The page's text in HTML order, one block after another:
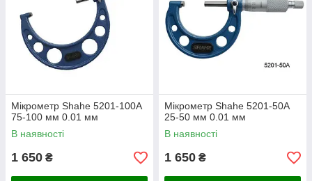
Мікрометр Shahe 5201-100A
75-100 мм 0.01 мм
В наявності
1 650 ₴
Мікрометр Shahe 5201-50A
25-50 мм 0.01 мм
В наявності
1 650 ₴